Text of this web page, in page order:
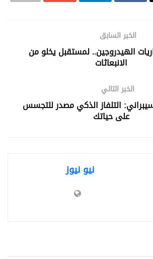
الخبر السابق
الهيدروجين.. لمستقبل يخلو من
الانبعاثات
الخبر التالي
التلفاز الذكي مصدر للتجسس
على حياتك
نيو نيوز